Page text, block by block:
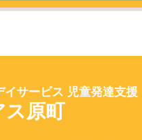
イサービス 児童発達支援
ス原町